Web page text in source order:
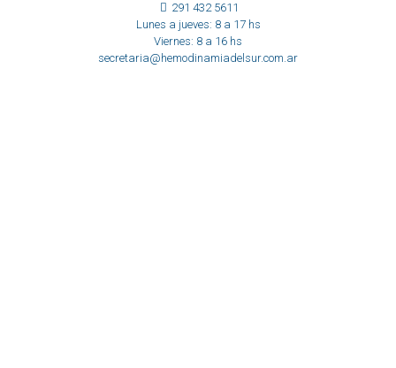
291 432 5611
Lunes a jueves: 8 a 17 hs
Viernes: 8 a 16 hs
secretaria@hemodinamiadelsur.com.ar